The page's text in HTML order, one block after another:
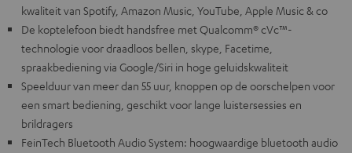
kwaliteit van Spotify, Amazon Music, YouTube, Apple Music & co
De koptelefoon biedt handsfree met Qualcomm® cVc™-
technologie voor draadloos bellen, skype, Facetime,
spraakbediening via Google/Siri in hoge geluidskwaliteit
Speelduur van meer dan 55 uur, knoppen op de oorschelpen voor
een smart bediening, geschikt voor lange luistersessies en
brildragers
FeinTech Bluetooth Audio System: hoogwaardige bluetooth audio